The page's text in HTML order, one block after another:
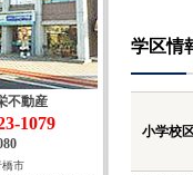
学区情
小学校
不動産
1079
橋市